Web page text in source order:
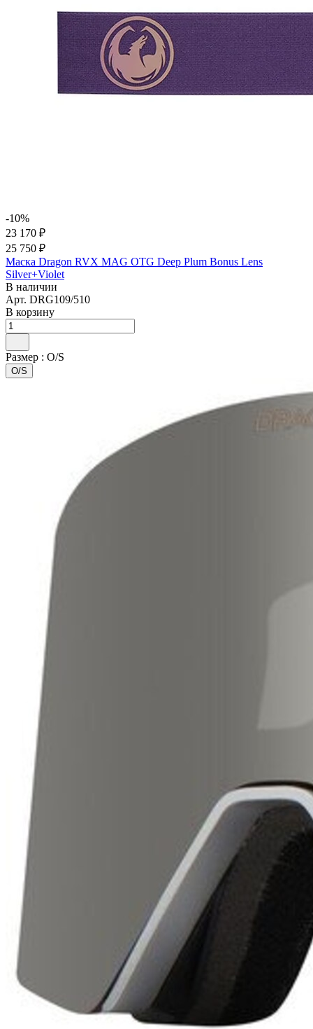
-10%
23 170 ₽
25 750 ₽
Маска Dragon RVX MAG OTG Deep Plum Bonus Lens
Silver+Violet
В наличии
Арт. DRG109/510
В корзину
Размер : O/S
O/S